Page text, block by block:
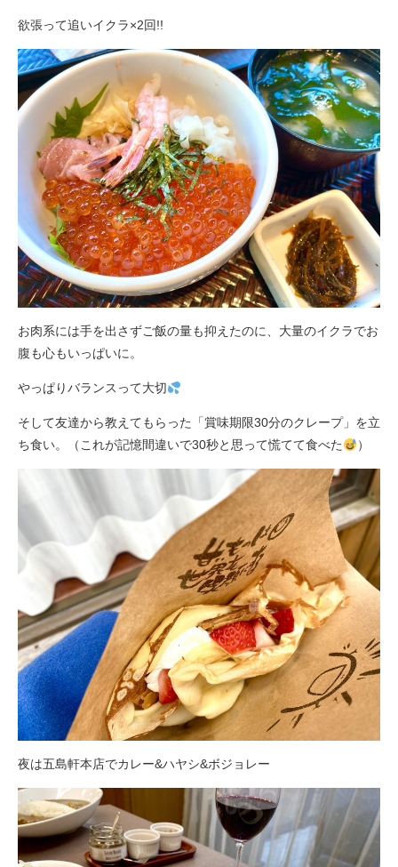
欲張って追いイクラ×2回!!
お肉系には手を出さずご飯の量も抑えたのに、大量のイクラでお
腹も心もいっぱいに。
やっぱりバランスって大切
そして友達から教えてもらった「賞味期限30分のクレープ」を立
ち食い。（これが記憶間違いで30秒と思って慌てて食べた
）
夜は五島軒本店でカレー&ハヤシ&ボジョレー